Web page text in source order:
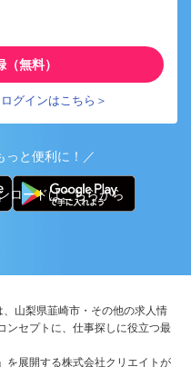
無料）
グインはこちら＞
っと便利に！／
ロードはこちらから
、山梨県韮崎市・その他の求人情
ンセプトに、仕事探しに役立つ最
を展開する株式会社クリエイトが